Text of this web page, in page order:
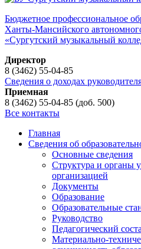
Бюджетное профессиональное
Ханты-Мансийского
«Сургутский музыкальный
Директор
8 (3462) 55-04-85
Сведения о доходах
Приемная
8 (3462) 55-04-85 (доб. 500)
Все контакты
Главная
Сведения об
Основные сведения
Структура и органы
организацией
Документы
Образование
Образовательные
Руководство
Педагогический
Материально-